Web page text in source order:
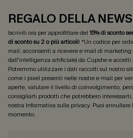
REGALO DELLA
Iscriviti ora per approfittare del 15% di sconto
di sconto su 2 o più articoli! *Un codice per
mail, acconsenti a ricevere e-mail di
dall'intelligenza artificiale) da Cupshe e accetti
Potremmo utilizzare i dati raccolti sul nostro
come i pixel presenti nelle nostre e-mail per
aperte, valutare il livello di coinvolgimento,
consigliarti prodotti che potrebbero
nostra Informativa sulla privacy. Puoi annullare
momento.